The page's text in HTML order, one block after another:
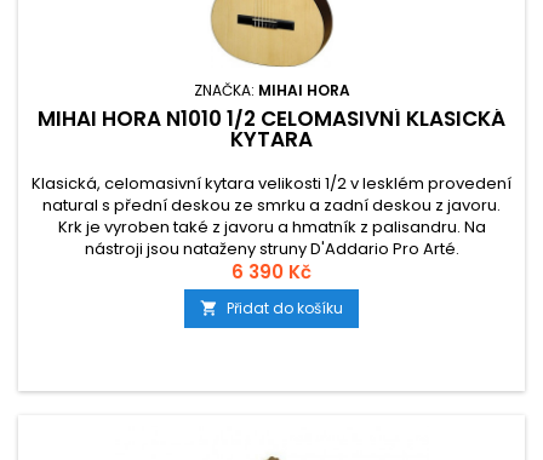
ZNAČKA: MIHAI HORA
MIHAI HORA N1010 1/2 CELOMASIVNÍ KLASICKÁ
KYTARA
Klasická, celomasivní kytara velikosti 1/2 v lesklém provedení
natural s přední deskou ze smrku a zadní deskou z javoru.
Krk je vyroben také z javoru a hmatník z palisandru. Na
nástroji jsou nataženy struny D'Addario Pro Arté.
6 390 Kč
 Přidat do košíku